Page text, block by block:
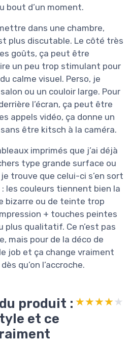
bout d’un moment.
dans une chambre,
plus discutable. Le côté très
goûts, ça peut être
un peu trop stimulant pour
calme visuel. Perso, je
ou un couloir large. Pour
l’écran, ça peut être
appels vidéo, ça donne un
être kitsch à la caméra.
imprimés que j’ai déjà
type grande surface ou
trouve que celui-ci s’en sort
les couleurs tiennent bien la
bizarre ou de teinte trop
+ touches peintes
plus qualitatif. Ce n’est pas
mais pour de la déco de
job et ça change vraiment
qu’on l’accroche.
produit :
et ce
★★★★★
★★★★★